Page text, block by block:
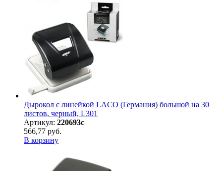
Дырокол с линейкой LACO (Германия) большой на 30
листов, черный, L301
Артикул: 220693с
566,77 руб.
В корзину